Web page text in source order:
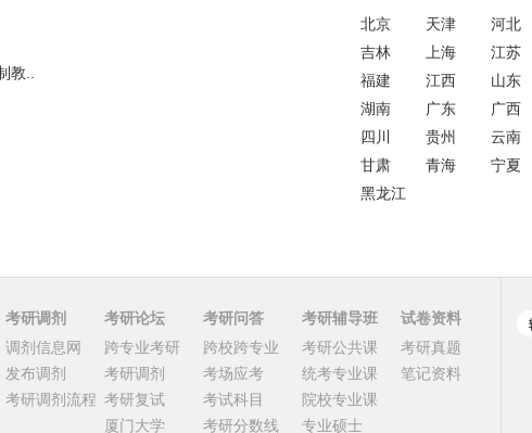
..
北京 天津 河北
吉林
上海 江苏
福建
江西 山东
湖南
广东 广西
四川
贵州 云南
甘肃
青海 宁夏
黑龙江
考研调剂
调剂信息网
发布调剂
考研调剂流程
考研论坛
跨专业考研
考研调剂
考研复试
厦门大学
考研问答
跨校跨专业
考场应考
考试科目
考研分数线
考研辅导班
考研公共课
统考专业课
院校专业课
专业硕士
试卷资料
考研真题
笔记资料